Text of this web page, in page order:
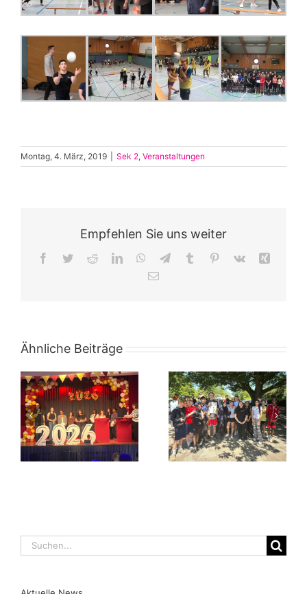
Montag, 4. März, 2019 Sek 2, Veranstaltungen
Empfehlen Sie uns weiter
Facebook
TwitterRedditLinkedInWhatsApp
TelegramTumblr Pinterest
Vk
E-
Ähnliche Beiträge
Suche